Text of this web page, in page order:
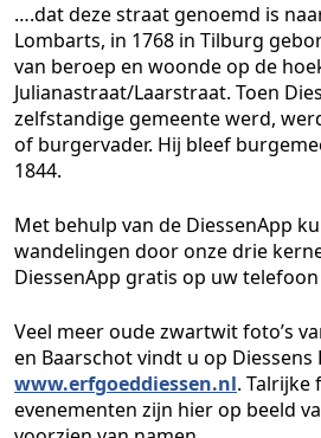
….dat deze straat genoemd is
Lombarts, in 1768 in Tilburg
van beroep en woonde op de
Julianastraat/Laarstraat. Toen
zelfstandige gemeente werd,
of burgervader. Hij bleef
1844.
Met behulp van de DiessenApp
wandelingen door onze drie
DiessenApp gratis op uw
Veel meer oude zwartwit foto’s
en Baarschot vindt u op Diessens
www.erfgoeddiessen.nl. Talrijke
evenementen zijn hier op beeld